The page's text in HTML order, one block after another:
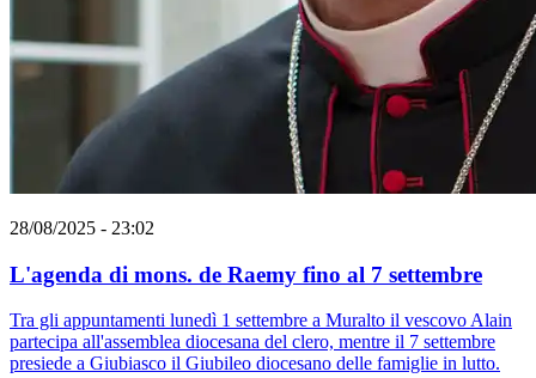
28/08/2025 - 23:02
L'agenda di mons. de Raemy fino al 7 settembre
Tra gli appuntamenti lunedì 1 settembre a Muralto il vescovo Alain
partecipa all'assemblea diocesana del clero, mentre il 7 settembre
presiede a Giubiasco il Giubileo diocesano delle famiglie in lutto.